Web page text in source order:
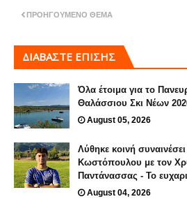
ΠΡΟΗΓΟΎΜΕΝΟ ΘΈΜΑ
ΔΙΑΒΑΣΤΕ ΕΠΙΣΗΣ
Όλα έτοιμα για το
Θαλάσσιου Σκι Νέων
August 05, 2026
Λύθηκε κοινή
Κωστόπουλου με τον
Παντάνασσας - Το
August 04, 2026